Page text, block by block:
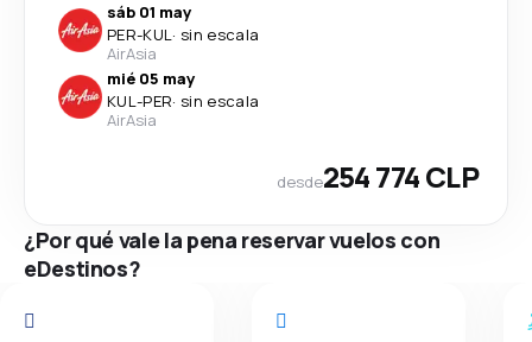
sáb 01 may
PER-KUL· sin escala
AirAsia
mié 05 may
KUL-PER· sin escala
AirAsia
desde254 774 CLP
¿Por qué vale la pena reservar vuelos con
eDestinos?